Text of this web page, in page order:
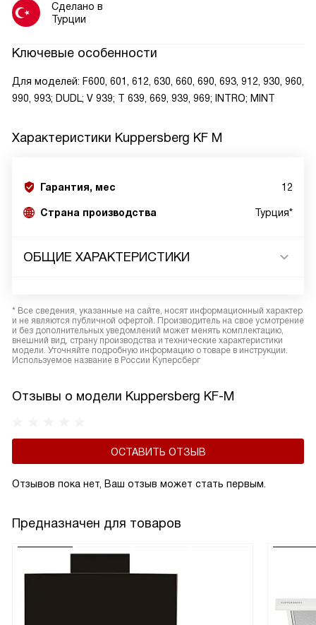
Сделано в
Турции
Ключевые особенности
Для моделей: F600, 601, 612, 630, 660, 690, 693, 912, 930, 960,
990, 993; DUDL; V 939; T 639, 669, 939, 969; INTRO; MINT
Характеристики Kuppersberg KF M
Гарантия, мес 12
Страна производства Турция*
ОБЩИЕ ХАРАКТЕРИСТИКИ
* Все сведения, указанные на сайте, носят информационный характер
и не являются публичной офертой. Производитель на свое усмотрение
и без дополнительных уведомлений может менять комплектацию,
внешний вид, страну производства и технические характеристики
модели. Уточняйте подробную информацию о товаре в инструкции.
Используемое название в России Куперсберг
Отзывы о модели Kuppersberg KF-M
ОСТАВИТЬ ОТЗЫВ
Отзывов пока нет, Ваш отзыв может стать первым.
Предназначен для товаров